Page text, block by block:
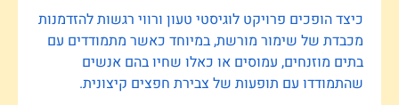
כיצד הופכים פרויקט לוגיסטי טעון ורווי רגשות להזדמנות
מכבדת של שימור מורשת, במיוחד כאשר מתמודדים עם
בתים מוזנחים, עמוסים או כאלו שחיו בהם אנשים
שהתמודדו עם תופעות של צבירת חפצים קיצונית.